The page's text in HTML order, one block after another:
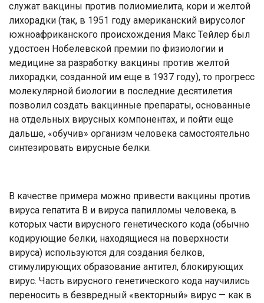
служат вакцины против полиомиелита, кори и желтой
лихорадки (так, в 1951 году американский вирусолог
южноафриканского происхождения Макс Тейлер был
удостоен Нобелевской премии по физиологии и
медицине за разработку вакцины против желтой
лихорадки, созданной им еще в 1937 году), то прогресс
молекулярной биологии в последние десятилетия
позволил создать вакцинные препараты, основанные
на отдельных вирусных компонентах, и пойти еще
дальше, «обучив» организм человека самостоятельно
синтезировать вирусные белки.
В качестве примера можно привести вакцины против
вируса гепатита В и вируса папилломы человека, в
которых части вирусного генетического кода (обычно
кодирующие белки, находящиеся на поверхности
вируса) используются для создания белков,
стимулирующих образование антител, блокирующих
вирус. Часть вирусного генетического кода научились
переносить в безвредный «векторный» вирус — как в